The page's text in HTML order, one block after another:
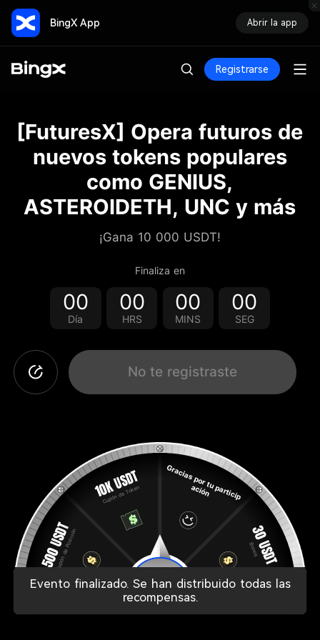
BingX App Abrir la app
Registrarse
[FuturesX] Opera futuros de
nuevos tokens populares
como GENIUS,
ASTEROIDETH, UNC y más
¡Gana 10 000 USDT!
Finaliza en
00
Día
00
HRS
00
MINS
00
SEG
No te registraste
Evento finalizado. Se han distribuido todas las
recompensas.